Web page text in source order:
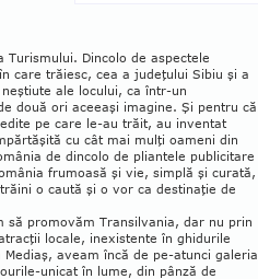
Dincolo de aspectele
care trăiesc, cea a judeţului Sibiu şi a
ale locului, ca într-un
două ori aceeaşi imagine. Şi pentru că
pe care le-au trăit, au inventat
cu cât mai mulţi oameni din
de dincolo de pliantele publicitare
frumoasă şi vie, simplă şi curată,
o caută şi o vor ca destinaţie de
să promovăm Transilvania, dar nu prin
locale, inexistente în ghidurile
aveam încă de pe-atunci galeria
unicat în lume, din pânză de